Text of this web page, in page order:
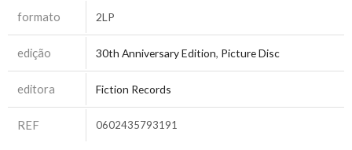
formato 2LP
edição 30th Anniversary Edition, Picture Disc
editora Fiction Records
REF 0602435793191